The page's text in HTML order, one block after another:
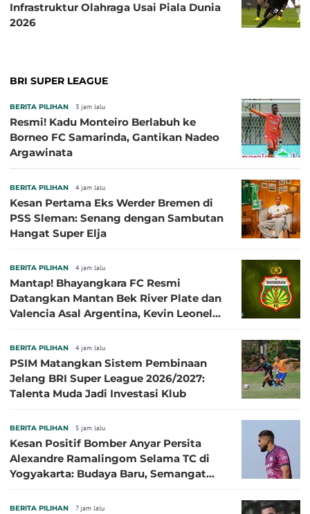
Infrastruktur Olahraga Usai Piala Dunia
2026
BRI SUPER LEAGUE
BERITA PILIHAN 3 jam lalu
Resmi! Kadu Monteiro Berlabuh ke
Borneo FC Samarinda, Gantikan Nadeo
Argawinata
BERITA PILIHAN 4 jam lalu
Kesan Pertama Eks Werder Bremen di
PSS Sleman: Senang dengan Sambutan
Hangat Super Elja
BERITA PILIHAN 4 jam lalu
Mantap! Bhayangkara FC Resmi
Datangkan Mantan Bek River Plate dan
Valencia Asal Argentina, Kevin Leonel
BERITA PILIHAN 4 jam lalu
PSIM Matangkan Sistem Pembinaan
Jelang BRI Super League 2026/2027:
Talenta Muda Jadi Investasi Klub
BERITA PILIHAN 5 jam lalu
Kesan Positif Bomber Anyar Persita
Alexandre Ramalingom Selama TC di
Yogyakarta: Budaya Baru, Semangat
BERITA PILIHAN 7 jam lalu